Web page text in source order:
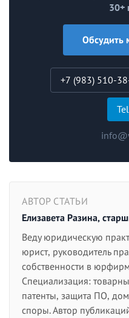
30+
Обсудить
+7 (983) 510-
АВТОР СТАТЬИ
Елизавета Разина,
Веду юридическую
юрист, руководитель
собственности в
Специализация:
патенты, защита ПО,
споры. Автор